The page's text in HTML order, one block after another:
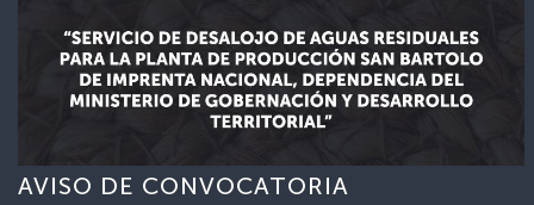
AVISO DE CONVOCATORIA